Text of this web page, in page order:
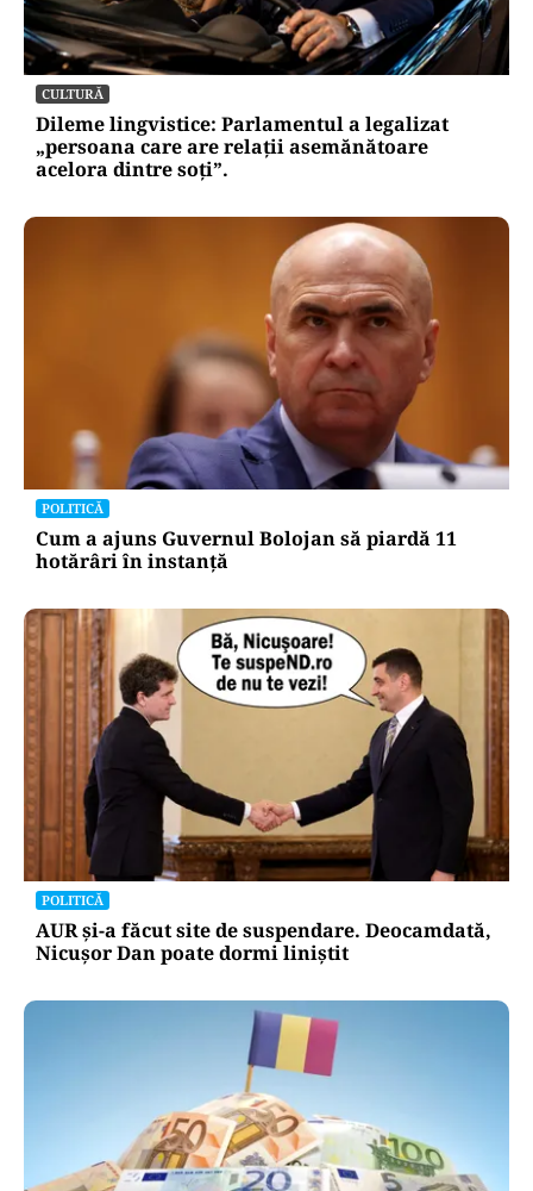
CULTURĂ
Dileme lingvistice: Parlamentul a legalizat
„persoana care are relații asemănătoare
acelora dintre soți”.
POLITICĂ
Cum a ajuns Guvernul Bolojan să piardă 11
hotărâri în instanță
POLITICĂ
AUR și-a făcut site de suspendare. Deocamdată,
Nicușor Dan poate dormi liniștit